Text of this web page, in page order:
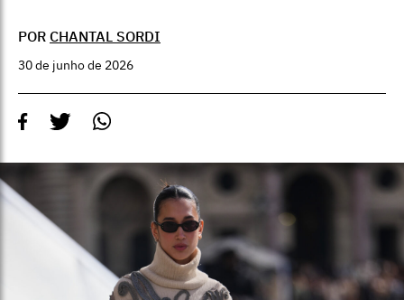
POR CHANTAL SORDI
30 de junho de 2026